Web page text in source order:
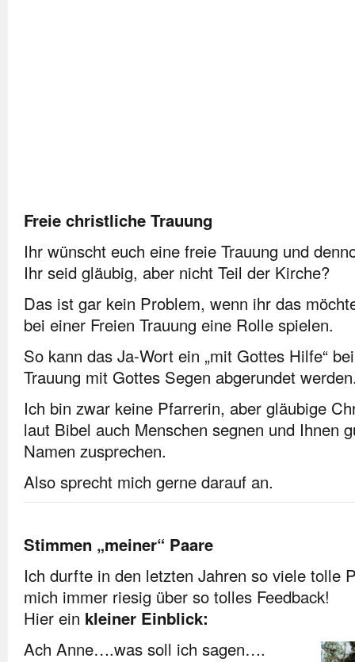
Freie christliche Trauung
Ihr wünscht euch eine freie Trauung und
Ihr seid gläubig, aber nicht Teil der Kirche?
Das ist gar kein Problem, wenn ihr das
bei einer Freien Trauung eine Rolle spielen.
So kann das Ja-Wort ein „mit Gottes Hilfe“
Trauung mit Gottes Segen abgerundet
Ich bin zwar keine Pfarrerin, aber gläubige
laut Bibel auch Menschen segnen und Ihnen
Namen zusprechen.
Also sprecht mich gerne darauf an.
Stimmen „meiner“ Paare
Ich durfte in den letzten Jahren so viele tolle
mich immer riesig über so tolles Feedback!
Hier ein kleiner Einblick:
Ach Anne….was soll ich sagen….